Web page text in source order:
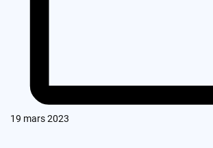
19 mars 2023